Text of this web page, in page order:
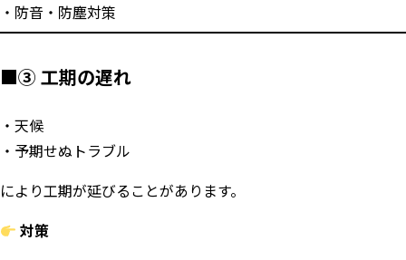
防音・防塵対策
■③ 工期の遅れ
天候
予期せぬトラブル
により工期が延びることがあります。
対策